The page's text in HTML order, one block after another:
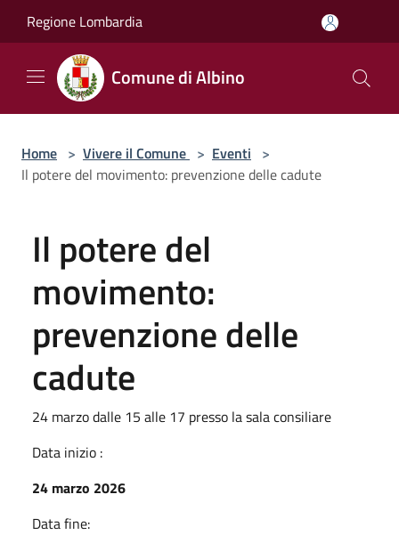
Regione Lombardia
Comune di Albino
Home > Vivere il Comune > Eventi >
Il potere del movimento: prevenzione delle cadute
Il potere del
movimento:
prevenzione delle
cadute
24 marzo dalle 15 alle 17 presso la sala consiliare
Data inizio :
24 marzo 2026
Data fine: